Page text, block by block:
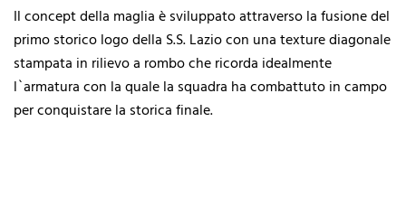
Il concept della maglia è sviluppato attraverso la fusione del
primo storico logo della S.S. Lazio con una texture diagonale
stampata in rilievo a rombo che ricorda idealmente
l`armatura con la quale la squadra ha combattuto in campo
per conquistare la storica finale.